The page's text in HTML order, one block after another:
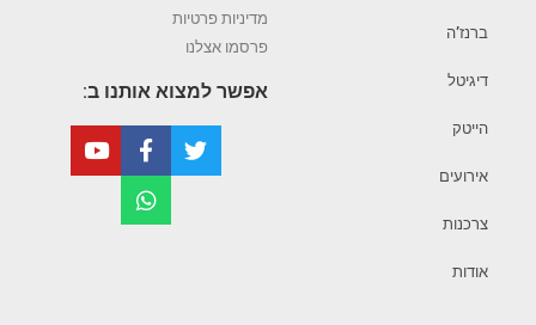
ברנז’ה
דיגיטל
הייטק
אירועים
צרכנות
אודות
מדיניות פרטיות
פרסמו אצלנו
אפשר למצוא אותנו ב: